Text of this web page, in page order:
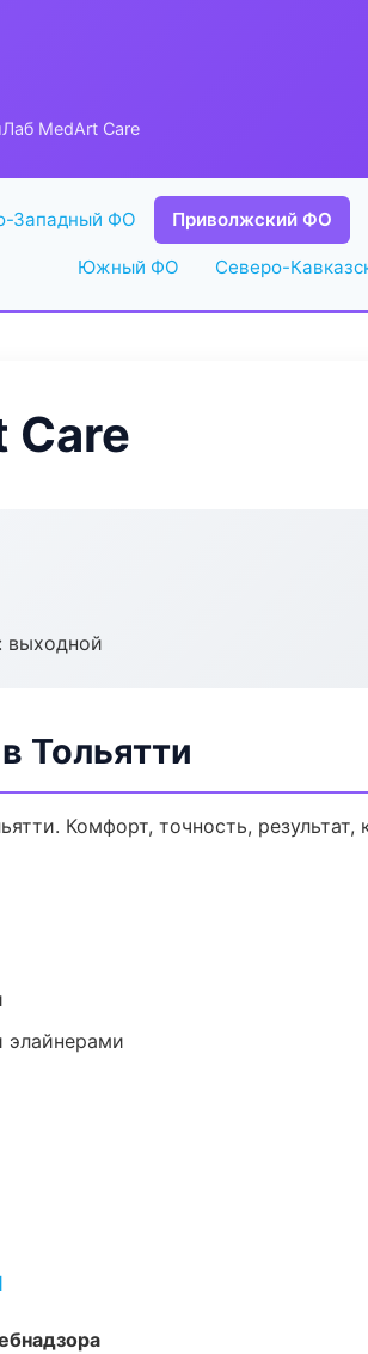
MedArt Care
Западный ФО Приволжский ФО
Южный ФО Северо-
выходной
Тольятти
Комфорт, точность, результат,
элайнерами